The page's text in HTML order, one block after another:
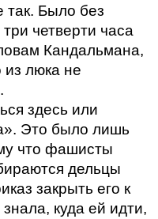
так. Было без
четверти часа
Кандальмана,
из люка не
здесь или
Это было лишь
что фашисты
дельцы
закрыть его к
куда ей идти,